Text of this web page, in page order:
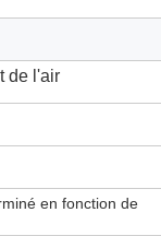
de l'air
en fonction de